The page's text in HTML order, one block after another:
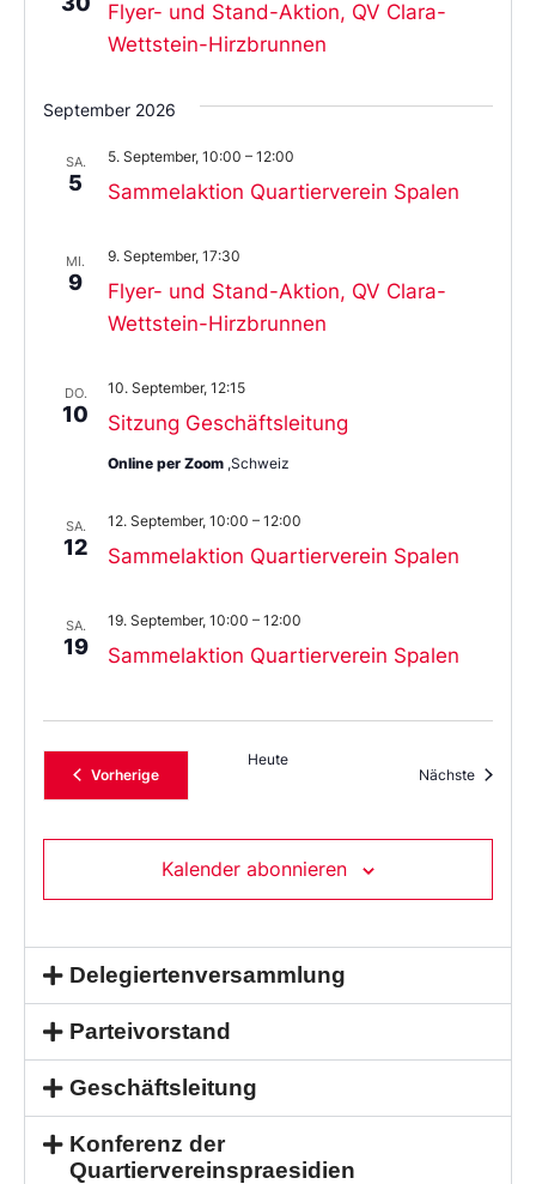
Flyer- und Stand-Aktion, QV Clara-
Wettstein-Hirzbrunnen
September 2026
SA.
5 Sammelaktion Quartierverein Spalen
5. September, 10:00 – 12:00
MI.
9
Flyer- und Stand-Aktion, QV Clara-
Wettstein-Hirzbrunnen
9. September, 17:30
DO.
10 Sitzung Geschäftsleitung
10. September, 12:15
Online per Zoom ,Schweiz
SA.
12 Sammelaktion Quartierverein Spalen
12. September, 10:00 – 12:00
SA.
19 Sammelaktion Quartierverein Spalen
19. September, 10:00 – 12:00
VorherigeVeranstaltungen
Heute
Nächste
Kalender abonnieren
Delegiertenversammlung
Parteivorstand
Geschäftsleitung
Konferenz der
Quartiervereinspraesidien